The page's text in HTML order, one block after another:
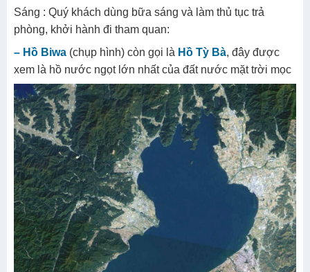
Sáng : Quý khách dùng bữa sáng và làm thủ tục trả
phòng, khởi hành đi tham quan:
– Hồ Biwa (chụp hình) còn gọi là Hồ Tỳ Bà, đây được
xem là hồ nước ngọt lớn nhất của đất nước mặt trời mọc